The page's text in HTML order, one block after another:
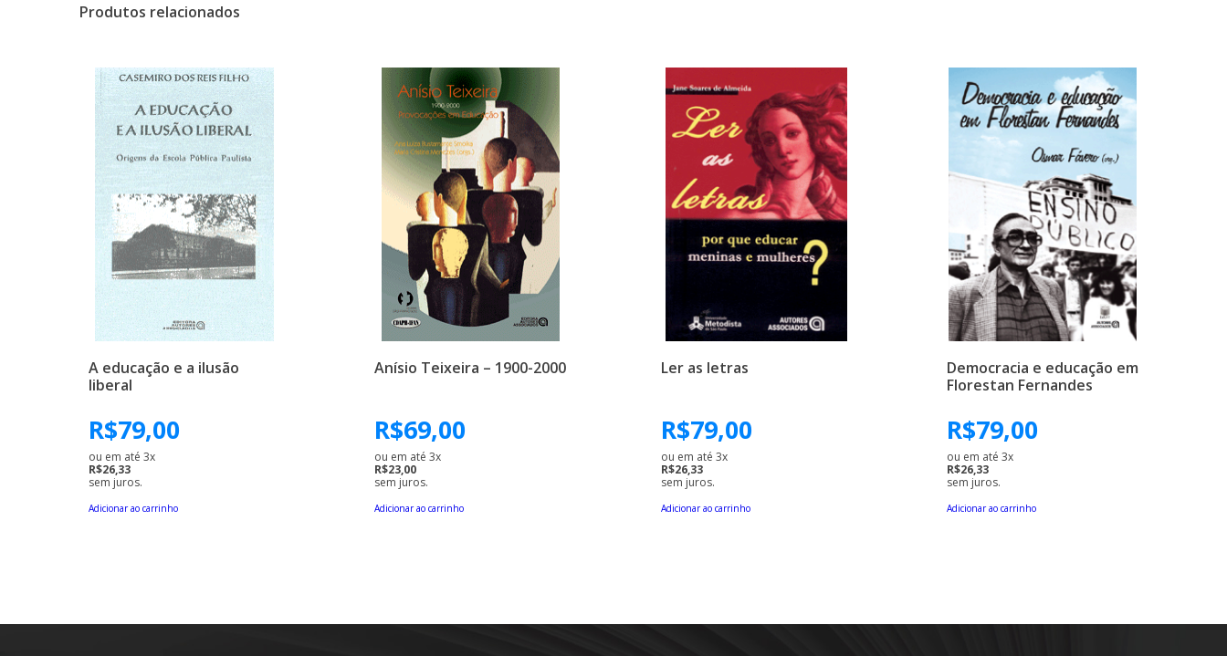
Produtos relacionados
A educação e a ilusão
liberal
R$79,00
ou em até 3x
R$26,33
sem juros.
Adicionar ao carrinho
Anísio Teixeira – 1900-2000
R$69,00
ou em até 3x
R$23,00
sem juros.
Adicionar ao carrinho
Ler as letras
R$79,00
ou em até 3x
R$26,33
sem juros.
Adicionar ao carrinho
Democracia e educação em
Florestan Fernandes
R$79,00
ou em até 3x
R$26,33
sem juros.
Adicionar ao carrinho